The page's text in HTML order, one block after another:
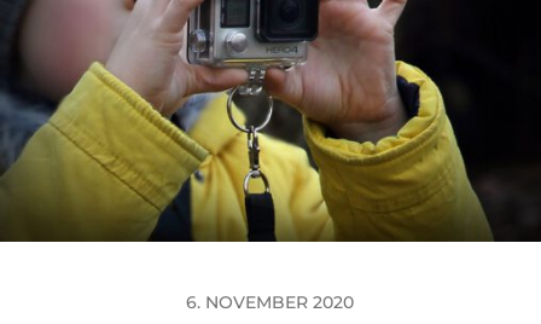
6. NOVEMBER 2020